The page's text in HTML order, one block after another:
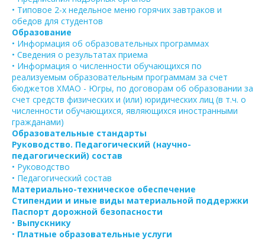
• Типовое 2-х недельное меню горячих завтраков и
обедов для студентов
Образование
• Информация об образовательных программах
• Сведения о результатах приема
• Информация о численности обучающихся по
реализуемым образовательным программам за счет
бюджетов ХМАО - Югры, по договорам об образовании за
счет средств физических и (или) юридических лиц (в т.ч. о
численности обучающихся, являющихся иностранными
гражданами)
Образовательные стандарты
Руководство. Педагогический (научно-
педагогический) состав
• Руководство
• Педагогический состав
Материально-техническое обеспечение
Стипендии и иные виды материальной поддержки
Паспорт дорожной безопасности
• Выпускнику
• Платные образовательные услуги